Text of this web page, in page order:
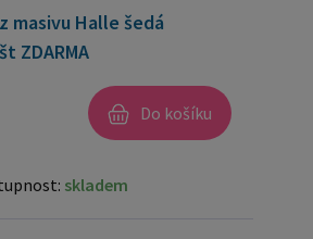
masivu Halle šedá
ZDARMA
Do košíku
skladem